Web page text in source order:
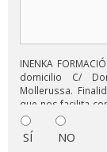
INENKA
domicilio C/
Mollerussa.
que nos facilita
comercial
de productos
tratamiento:
SÍ NO